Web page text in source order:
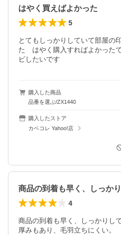
はやく買えばよかった
5
とてもしっかりしていて部屋の
た　はやく購入すればよかった
ピしたいです
購入した商品
品番を選ぶ/ZX1440
購入したストア
カベコレ Yahoo!店
4
商品の到着も早く、しっかりし
厚みもあり、毛羽立ちにくい。